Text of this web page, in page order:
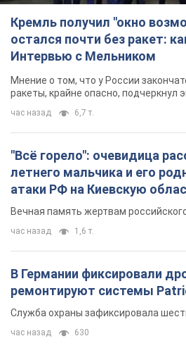
Кремль получил "окно
остался почти без ракет:
Интервью с Мельником
Мнение о том, что у России
ракеты, крайне опасно, подчеркнул
час назад 6,7 т.
"Всё горело": очевидица
летнего мальчика и его
атаки РФ на Киевскую
Вечная память жертвам
час назад 1,6 т.
В Германии фиксировали
ремонтируют системы
Служба охраны зафиксировала
час назад 630